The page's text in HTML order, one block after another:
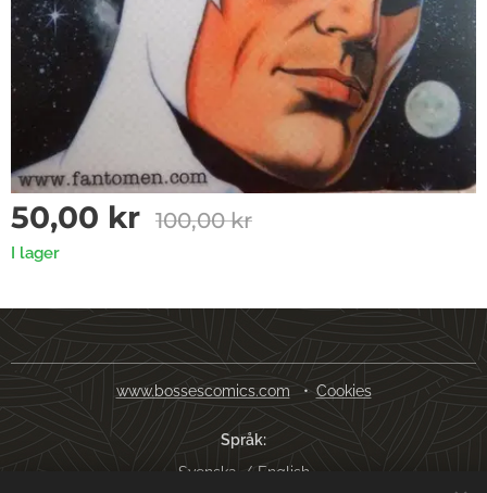
50,00 kr 100,00kr
I lager
www.bossescomics.com Cookies
Språk
Svenska
English